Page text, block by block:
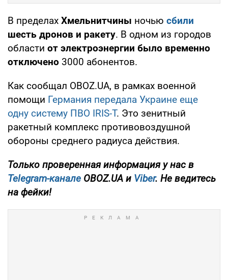
В пределах Хмельнитчины ночью сбили
шесть дронов и ракету. В одном из городов
области от электроэнергии было временно
отключено 3000 абонентов.
Как сообщал OBOZ.UA, в рамках военной
помощи Германия передала Украине еще
одну систему ПВО IRIS-T. Это зенитный
ракетный комплекс противовоздушной
обороны среднего радиуса действия.
Только проверенная информация у нас в
Telegram-канале OBOZ.UA и Viber. Не ведитесь
на фейки!